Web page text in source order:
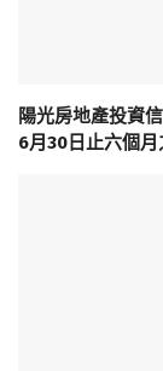
陽光房地產投資
6月30日止六個